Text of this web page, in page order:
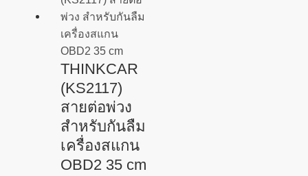
THINKCAR
(KS2117)
สายต่อพ่วง
สำหรับกันลืม
เครื่องสแกน
OBD2 35 cm